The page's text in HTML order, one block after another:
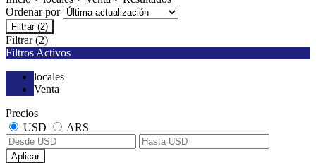
Ordenar por
Filtrar (2)
Filtrar (2)
Filtros Activos
locales
Venta
Precios
USD
ARS
Aplicar